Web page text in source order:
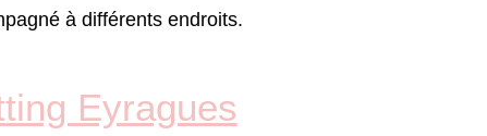
à différents endroits.
Eyragues